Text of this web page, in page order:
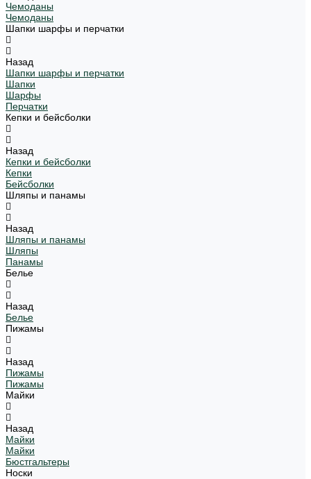
Чемоданы
Чемоданы
Шапки шарфы и перчатки
Назад
Шапки шарфы и перчатки
Шапки
Шарфы
Перчатки
Кепки и бейсболки
Назад
Кепки и бейсболки
Кепки
Бейсболки
Шляпы и панамы
Назад
Шляпы и панамы
Шляпы
Панамы
Белье
Назад
Белье
Пижамы
Назад
Пижамы
Пижамы
Майки
Назад
Майки
Майки
Бюстгальтеры
Носки